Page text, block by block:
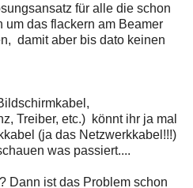
für alle die schon
das flackern am Beamer
damit aber bis dato keinen
Treiber, etc.) könnt ihr ja mal
(ja das Netzwerkkabel!!!)
was passiert....
Dann ist das Problem schon